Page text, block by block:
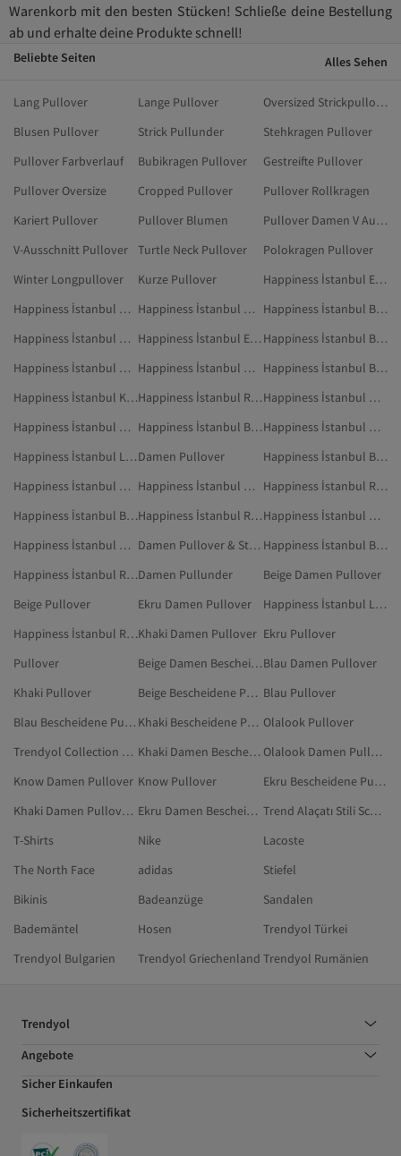
Warenkorb mit den besten Stücken! Schließe deine Bestellung
ab und erhalte deine Produkte schnell!
Beliebte Seiten Alles Sehen
Lang Pullover Lange Pullover
Oversized Strickpullover
Blusen Pullover
Strick Pullunder
Stehkragen Pullover
Pullover Farbverlauf
Bubikragen Pullover
Gestreifte Pullover
Pullover Oversize
Cropped Pullover
Pullover Rollkragen
Kariert Pullover
Pullover Blumen
Pullover Damen V Ausschnitt
V-Ausschnitt Pullover
Turtle Neck Pullover
Polokragen Pullover
Winter Longpullover
Kurze Pullover
Happiness İstanbul Ekru Pullunder
Happiness İstanbul Orange Pullover
Happiness İstanbul Dunkelblau Pullover & Strickjacken
Happiness İstanbul Beige Pullunder
Happiness İstanbul Dunkelblau Pullunder
Happiness İstanbul Ekru Pullover & Strickjacken
Happiness İstanbul Blau Pullover & Strickjacken
Happiness İstanbul Grün Pullunder
Happiness İstanbul Grau Pullunder
Happiness İstanbul Beige Pullover & Strickjacken
Happiness İstanbul Khaki Pullover & Strickjacken
Happiness İstanbul Rosa Pullunder
Happiness İstanbul Gelb Pullover & Strickjacken
Happiness İstanbul Grau Pullover & Strickjacken
Happiness İstanbul Burgundrot Pullover
Happiness İstanbul Mehrfarbig Pullover & Strickjacken
Happiness İstanbul Lila PulloverDamen Pullover
Happiness İstanbul Braun Pullunder
Happiness İstanbul Grün Pullover & Strickjacken
Happiness İstanbul Orange Pullunder
Happiness İstanbul Rot Pullover
Happiness İstanbul Braun Pullover & Strickjacken
Happiness İstanbul Rosa Pullover & Strickjacken
Happiness İstanbul Weiß Pullover & Strickjacken
Happiness İstanbul Orange Pullover & Strickjacken
Damen Pullover & Strickjacken
Happiness İstanbul Burgundrot Pullover & Strickjacken
Happiness İstanbul Rot PullunderDamen Pullunder
Beige Damen Pullover
Beige Pullover
Ekru Damen Pullover
Happiness İstanbul Lila Pullover & Strickjacken
Happiness İstanbul Rot Pullover & StrickjackenKhaki Damen Pullover Ekru Pullover
Pullover
Beige Damen Bescheidene PulloverBlau Damen Pullover
Khaki Pullover
Beige Bescheidene Pullover Blau Pullover
Blau Bescheidene Pullover
Khaki Bescheidene Pullover Olalook Pullover
Trendyol Collection Damen Pullover
Khaki Damen Bescheidene Pullover
Olalook Damen Pullover
Know Damen Pullover Know Pullover
Ekru Bescheidene Pullover
Khaki Damen Pullover & Strickjacken
Ekru Damen Bescheidene Pullover
Trend Alaçatı Stili Schwarz Pullover
T-Shirts
Nike
Lacoste
The North Face
adidas
Stiefel
Bikinis
Badeanzüge
Sandalen
Bademäntel
Hosen
Trendyol Türkei
Trendyol Bulgarien
Trendyol Griechenland Trendyol Rumänien
Trendyol
Angebote
Sicher Einkaufen
Sicherheitszertifikat